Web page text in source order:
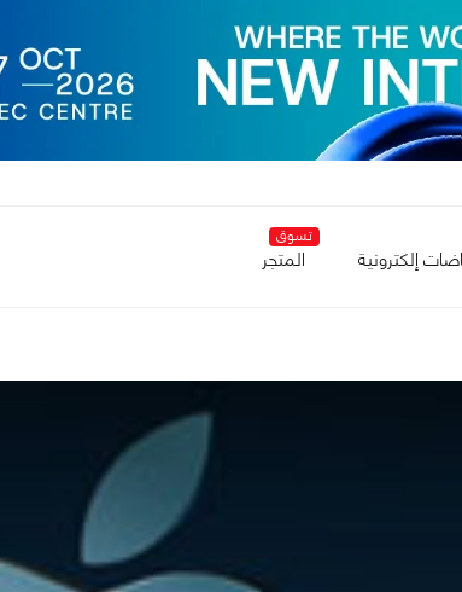
إلكترونية
تسوق
المتجر